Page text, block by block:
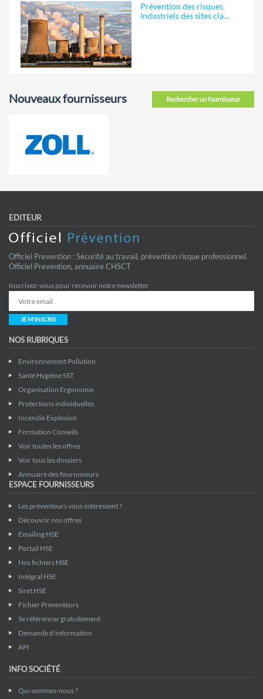
Prévention des risques
industriels des sites cla…
Rechercher un fournisseur
Nouveaux fournisseurs
EDITEUR
Officiel Prevention : Sécurité au travail, prévention risque professionnel.
Officiel Prevention, annuaire CHSCT
Inscrivez-vous pour recevoir notre newsletter
JE M'INSCRIS
NOS RUBRIQUES
Environnement Pollution
Santé Hygiène SST
Organisation Ergonomie
Protections individuelles
Incendie Explosion
Formation Conseils
Voir toutes les offres
Voir tous les dossiers
Annuaire des fournisseurs
ESPACE FOURNISSEURS
Les préventeurs vous intéressent ?
Découvrir nos offres
Emailing HSE
Portail HSE
Nos fichiers HSE
Intégral HSE
Siret HSE
Fichier Preventeurs
Se référencer gratuitement
Demande d'information
API
INFO SOCIÉTÉ
Qui sommes-nous ?